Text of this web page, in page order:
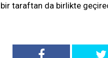
bir taraftan da birlikte